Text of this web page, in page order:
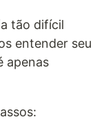
tão difícil
entender seu
apenas